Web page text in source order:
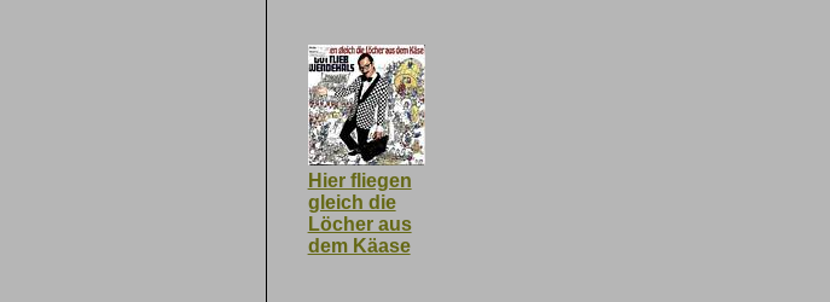
Hier fliegen
gleich die
Löcher aus
dem Käase